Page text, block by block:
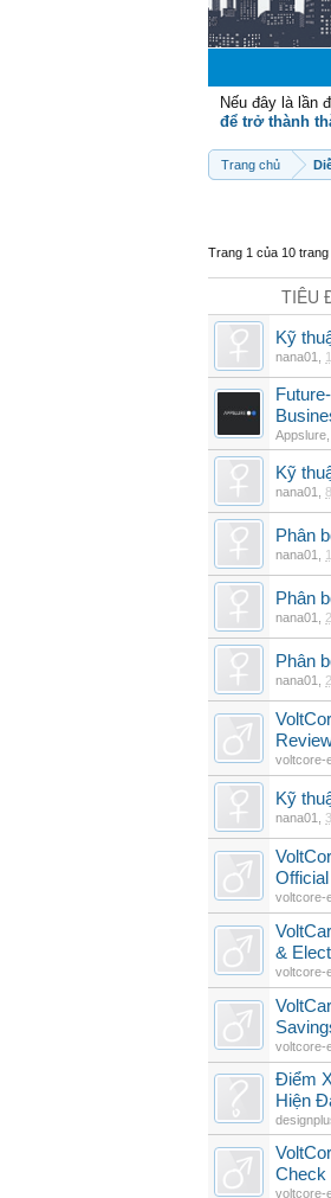
Nếu đây là lần
để trở thành
Trang chủ
Trang 1 của 10 trang
TIÊU
Kỹ
nana01
Appslure
Kỹ
nana01
Phân
nana01
Phân
nana01
Phân
nana01
voltcore-
Kỹ
nana01
voltcore-
&
voltcore-
voltcore-
Điểm
Hiện
Check
voltcore-